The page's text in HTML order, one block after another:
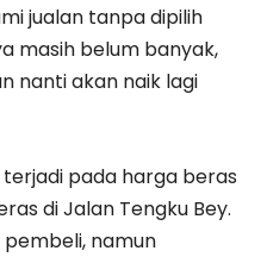
jualan tanpa dipilih
masih belum banyak,
nanti akan naik lagi
pada harga beras
di Jalan Tengku Bey.
pembeli, namun